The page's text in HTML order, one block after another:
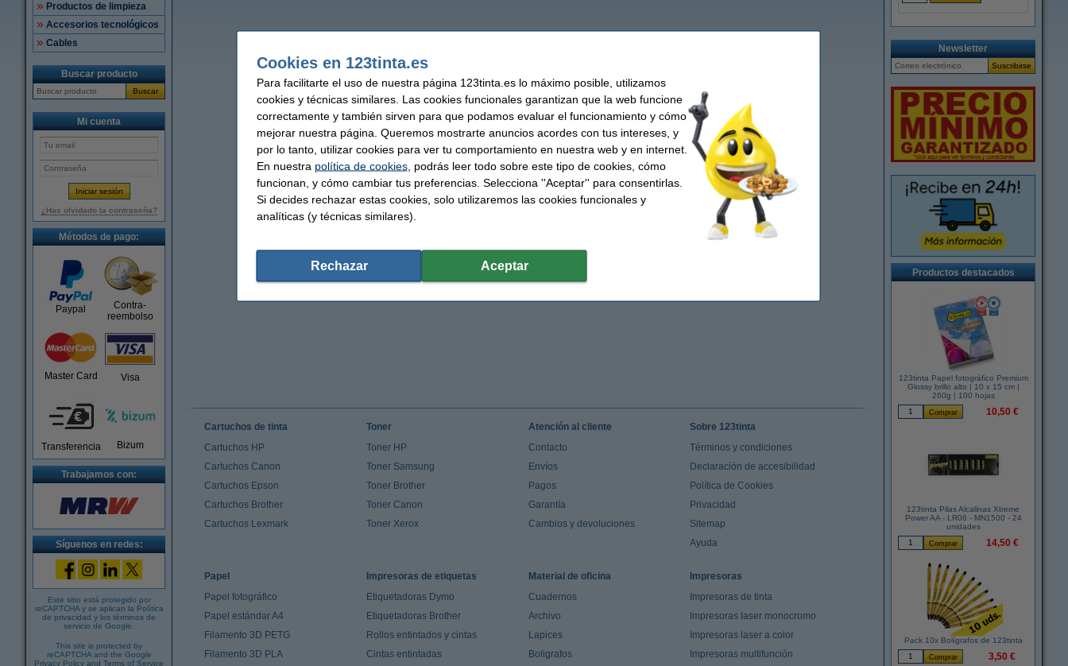
Productos de limpieza
Accesorios tecnológicos
Cables
Buscar producto
Buscar
Mi cuenta
¿Has olvidado la contraseña?
Métodos de pago:
Paypal
Contra-
reembolso
Master Card Visa
Transferencia Bizum
Trabajamos con:
Síguenos en redes:
Este sitio está protegido por
reCAPTCHA y se aplican la Política
de privacidad y los términos de
servicio de Google
This site is protected by
reCAPTCHA and the Google
Privacy Policy and Terms of Service
Newsletter
Productos destacados
123tinta Papel fotográfico Premium
Glossy brillo alto | 10 x 15 cm |
260g | 100 hojas
10,50 €
123tinta Pilas Alcalinas Xtreme
Power AA - LR06 - MN1500 - 24
unidades
14,50 €
Pack 10x Bolígrafos de 123tinta
3,50 €
Cartuchos de tinta
Cartuchos HP
Cartuchos Canon
Cartuchos Epson
Cartuchos Brother
Cartuchos Lexmark
Toner
Toner HP
Toner Samsung
Toner Brother
Toner Canon
Toner Xerox
Atención al cliente
Contacto
Envíos
Pagos
Garantía
Cambios y devoluciones
Sobre 123tinta
Términos y condiciones
Declaración de accesibilidad
Política de Cookies
Privacidad
Sitemap
Ayuda
Papel
Papel fotográfico
Papel estándar A4
Filamento 3D PETG
Filamento 3D PLA
Impresoras de etiquetas
Etiquetadoras Dymo
Etiquetadoras Brother
Rollos entintados y cintas
Cintas entintadas
Material de oficina
Cuadernos
Archivo
Lapices
Boligrafos
Impresoras
Impresoras de tinta
Impresoras laser monocromo
Impresoras laser a color
Impresoras multifunción
Cookies en 123tinta.es
Para facilitarte el uso de nuestra página 123tinta.es lo máximo posible, utilizamos
cookies y técnicas similares. Las cookies funcionales garantizan que la web funcione
correctamente y también sirven para que podamos evaluar el funcionamiento y cómo
mejorar nuestra página. Queremos mostrarte anuncios acordes con tus intereses, y
por lo tanto, utilizar cookies para ver tu comportamiento en nuestra web y en internet.
En nuestra política de cookies, podrás leer todo sobre este tipo de cookies, cómo
funcionan, y cómo cambiar tus preferencias. Selecciona ''Aceptar'' para consentirlas.
Si decides rechazar estas cookies, solo utilizaremos las cookies funcionales y
analíticas (y técnicas similares).
Rechazar Aceptar